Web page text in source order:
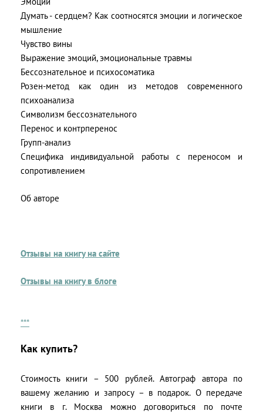
Думать - сердцем? Как соотносятся эмоции и логическое
мышление
Чувство вины
Выражение эмоций, эмоциональные травмы
Бессознательное и психосоматика
Розен-метод как один из методов современного
психоанализа
Символизм бессознательного
Перенос и контрперенос
Групп-анализ
Специфика индивидуальной работы с переносом и
сопротивлением
Об авторе
Отзывы на книгу на сайте
Отзывы на книгу в блоге
***
Как купить?
Стоимость книги – 500 рублей. Автограф автора по
вашему желанию и запросу – в подарок. О передаче
книги в г. Москва можно договориться по почте